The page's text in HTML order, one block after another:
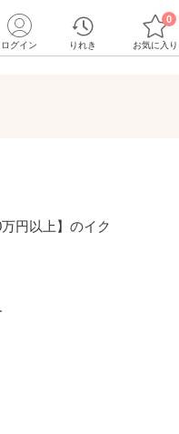
ログイン りれき お気に入り
0
円以上】のイク